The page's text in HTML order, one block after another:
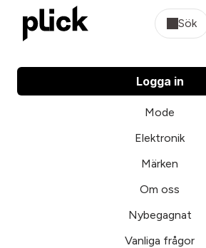
Sök
Logga in
Mode
Elektronik
Märken
Om oss
Nybegagnat
Vanliga frågor